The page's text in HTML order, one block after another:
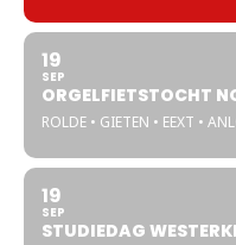
19
SEP
ORGELFIETSTOCHT
ROLDE • GIETEN • EEXT •
19
SEP
STUDIEDAG